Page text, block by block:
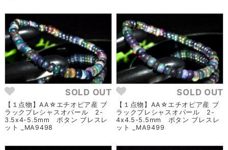
SOLD OUT
【１点物】AA☆エチオピア産 ブ
ラックプレシャスオパール 2-
3.5x4-5.5mm ボタン ブレスレ
ット _MA9498
SOLD OUT
【１点物】AA☆エチオピア産 ブ
ラックプレシャスオパール 2-
4x4.5-5.5mm ボタン ブレスレ
ット _MA9499